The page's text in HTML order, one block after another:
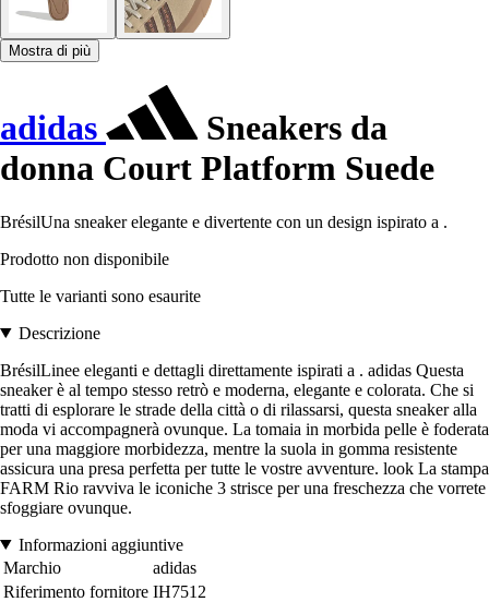
Mostra di più
adidas
Sneakers da
donna Court Platform Suede
BrésilUna sneaker elegante e divertente con un design ispirato a .
Prodotto non disponibile
Tutte le varianti sono esaurite
Descrizione
BrésilLinee eleganti e dettagli direttamente ispirati a . adidas Questa
sneaker è al tempo stesso retrò e moderna, elegante e colorata. Che si
tratti di esplorare le strade della città o di rilassarsi, questa sneaker alla
moda vi accompagnerà ovunque. La tomaia in morbida pelle è foderata
per una maggiore morbidezza, mentre la suola in gomma resistente
assicura una presa perfetta per tutte le vostre avventure. look La stampa
FARM Rio ravviva le iconiche 3 strisce per una freschezza che vorrete
sfoggiare ovunque.
Informazioni aggiuntive
Marchio
adidas
Riferimento fornitore IH7512